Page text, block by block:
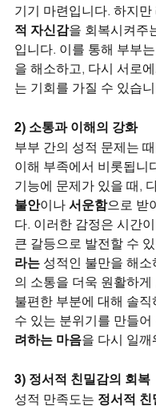
기기 마련입니다. 하지만
적 자신감을 회복시켜주
입니다. 이를 통해 부부
을 해소하고, 다시 서로
는 기회를 가질 수 있습
2) 소통과 이해의 강화
부부 간의 성적 문제는
이해 부족에서 비롯됩니
기능에 문제가 있을 때,
불안이나 서운함으로 받
다. 이러한 감정은 시간
큰 갈등으로 발전할 수
라는 성적인 불만을 해
의 소통을 더욱 원활하
불편한 부분에 대해 솔
수 있는 분위기를 만들어
려하는 마음을 다시 일깨
3) 정서적 친밀감의 회복
성적 만족도는 정서적 친